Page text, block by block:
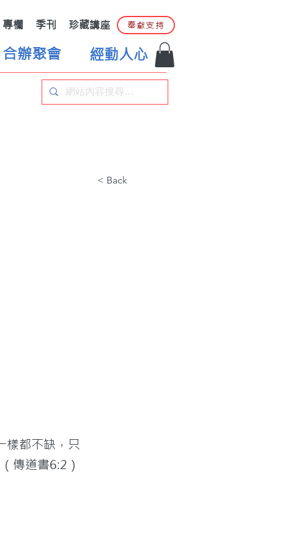
專欄 季刊 珍藏講座 奉獻支持
合辦聚會 經動人心
< Back
樣都不缺，只
傳道書6:2）